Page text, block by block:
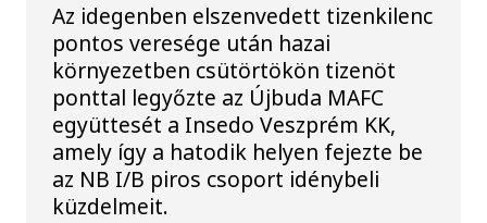
Az idegenben elszenvedett tizenkilenc
pontos veresége után hazai
környezetben csütörtökön tizenöt
ponttal legyőzte az Újbuda MAFC
együttesét a Insedo Veszprém KK,
amely így a hatodik helyen fejezte be
az NB I/B piros csoport idénybeli
küzdelmeit.